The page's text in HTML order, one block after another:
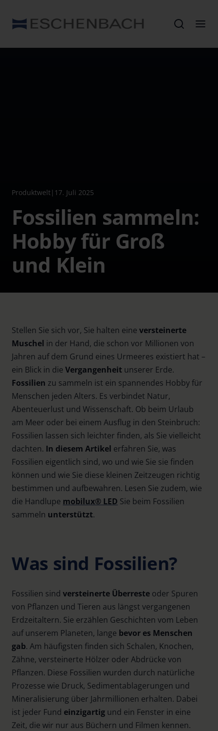
Produktwelt| 17. Juli 2025
Fossilien sammeln:
Hobby für Groß
und Klein
Stellen Sie sich vor, Sie halten eine versteinerte
Muschel in der Hand, die schon vor Millionen von
Jahren auf dem Grund eines Urmeeres existiert hat –
ein Blick in die Vergangenheit unserer Erde.
Fossilien zu sammeln ist ein spannendes Hobby für
Menschen jeden Alters. Es verbindet Natur,
Abenteuerlust und Wissenschaft. Ob beim Urlaub
am Meer oder bei einem Ausflug in den Steinbruch:
Fossilien lassen sich leichter finden, als Sie vielleicht
dachten. In diesem Artikel erfahren Sie, was
Fossilien eigentlich sind, wo und wie Sie sie finden
können und wie Sie diese kleinen Zeitzeugen richtig
bestimmen und aufbewahren. Lesen Sie zudem, wie
die Handlupe mobilux® LED Sie beim Fossilien
sammeln unterstützt.
Was sind Fossilien?
Fossilien sind versteinerte Überreste oder Spuren
von Pflanzen und Tieren aus längst vergangenen
Erdzeitaltern. Sie erzählen Geschichten vom Leben
auf unserem Planeten, lange bevor es Menschen
gab. Am häufigsten finden sich Schalen, Knochen,
Zähne, versteinerte Hölzer oder Abdrücke von
Pflanzen. Diese Fossilien wurden durch natürliche
Prozesse wie Druck, Sedimentablagerungen und
Mineralisierung über Jahrmillionen erhalten. Dabei
ist jeder Fund einzigartig und ein Fenster in eine
Zeit, die wir nur aus Büchern und Filmen kennen.